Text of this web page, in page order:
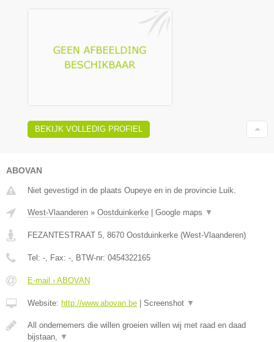
BEKIJK VOLLEDIG PROFIEL
ABOVAN
Niet gevestigd in de plaats Oupeye en in de provincie Luik.
West-Vlaanderen » Oostduinkerke | Google maps ▼
FEZANTESTRAAT 5 8670 Oostduinkerke (West-Vlaanderen)
Tel: - , Fax: - , BTW-nr: 0454322165
E-mail › ABOVAN
Website: http://www.abovan.be | Screenshot ▼
All ondernemers die willen groeien willen wij met raad en daad
bijstaan,
▼